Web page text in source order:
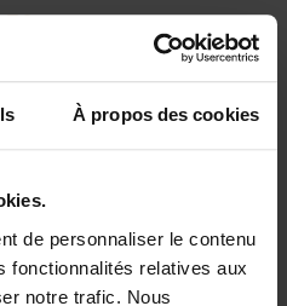
À propos des cookies
de personnaliser le contenu
fonctionnalités relatives aux
notre trafic. Nous
50
Bonds = Building